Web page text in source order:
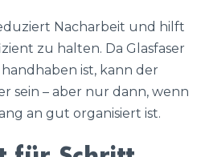
Nacharbeit und hilft
zu halten. Da Glasfaser
ist, kann der
sein – aber nur dann, wenn
an gut organisiert ist.